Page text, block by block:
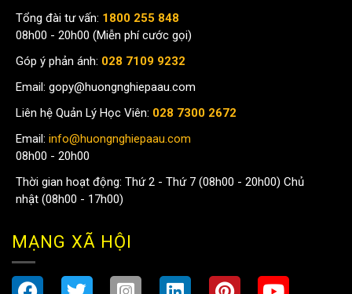
Tổng đài tư vấn: 1800 255 848
08h00 - 20h00 (Miễn phí cước gọi)
Góp ý phản ánh: 028 7109 9232
Email: gopy@huongnghiepaau.com
Liên hệ Quản Lý Học Viên: 028 7300 2672
Email: info@huongnghiepaau.com
08h00 - 20h00
Thời gian hoạt động: Thứ 2 - Thứ 7 (08h00 - 20h00) Chủ
nhật (08h00 - 17h00)
MẠNG XÃ HỘI